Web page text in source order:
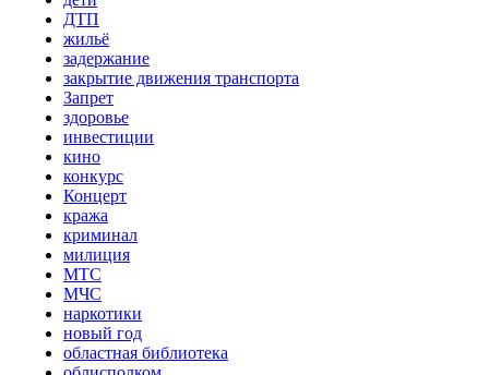
ДТП
жильё
задержание
закрытие движения транспорта
Запрет
здоровье
инвестиции
кино
конкурс
Концерт
кража
криминал
милиция
МТС
МЧС
наркотики
новый год
областная библиотека